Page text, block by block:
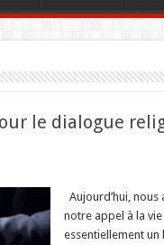
le dialogue
Aujourd’hui,
notre appel à la
essentiellement